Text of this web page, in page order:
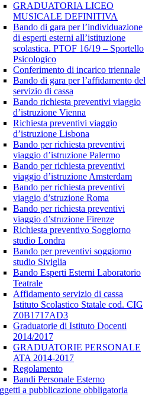
GRADUATORIA LICEO
MUSICALE DEFINITIVA
Bando di gara per l’individuazione
di esperti esterni all’istituzione
scolastica. PTOF 16/19 – Sportello
Psicologico
Conferimento di incarico triennale
Bando di gara per l’affidamento del
servizio di cassa
Bando richiesta preventivi viaggio
d’istruzione Vienna
Richiesta preventivi viaggio
d’istruzione Lisbona
Bando per richiesta preventivi
viaggio d’istruzione Palermo
Bando per richiesta preventivi
viaggio d’istruzione Amsterdam
Bando per richiesta preventivi
viaggio d’struzione Roma
Bando per richiesta preventivi
viaggio d’struzione Firenze
Richiesta preventivo Soggiorno
studio Londra
Bando per preventivi soggiorno
studio Siviglia
Bando Esperti Esterni Laboratorio
Teatrale
Affidamento servizio di cassa
Istituto Scolastico Statale cod. CIG
Z0B1717AD3
Graduatorie di Istituto Docenti
2014/2017
GRADUATORIE PERSONALE
ATA 2014-2017
Regolamento
Bandi Personale Esterno
a pubblicazione obbligatoria